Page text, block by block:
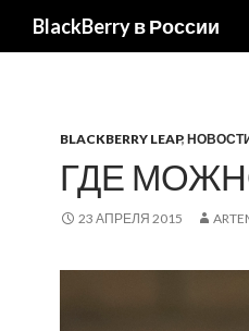
BlackBerry в России
BLACKBERRY LEAP,
ГДЕ МОЖНО
23 АПРЕЛЯ 2015